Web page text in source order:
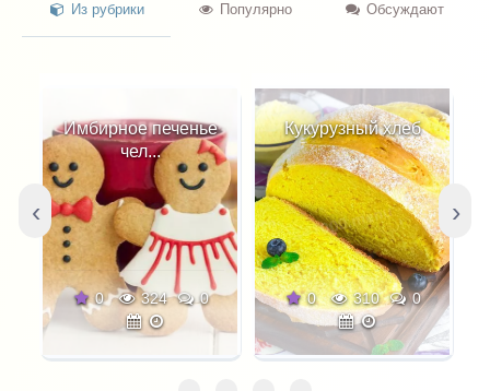
Из рубрики Популярно Обсуждают
Имбирное печенье
чел...
0 324 0
Кукурузный хлеб
0 310 0
‹ ›